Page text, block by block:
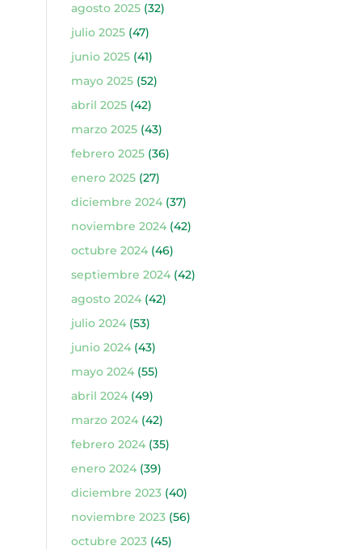
agosto 2025(32)
julio 2025(47)
junio 2025(41)
mayo 2025(52)
abril 2025(42)
marzo 2025(43)
febrero 2025(36)
enero 2025(27)
diciembre 2024(37)
noviembre 2024(42)
octubre 2024(46)
septiembre 2024(42)
agosto 2024(42)
julio 2024(53)
junio 2024(43)
mayo 2024(55)
abril 2024(49)
marzo 2024(42)
febrero 2024(35)
enero 2024(39)
diciembre 2023(40)
noviembre 2023(56)
octubre 2023(45)